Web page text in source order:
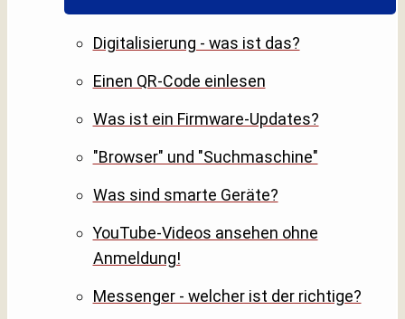
Digitalisierung - was ist das?
Einen QR-Code einlesen
Was ist ein Firmware-Updates?
"Browser" und "Suchmaschine"
Was sind smarte Geräte?
YouTube-Videos ansehen ohne
Anmeldung!
Messenger - welcher ist der richtige?